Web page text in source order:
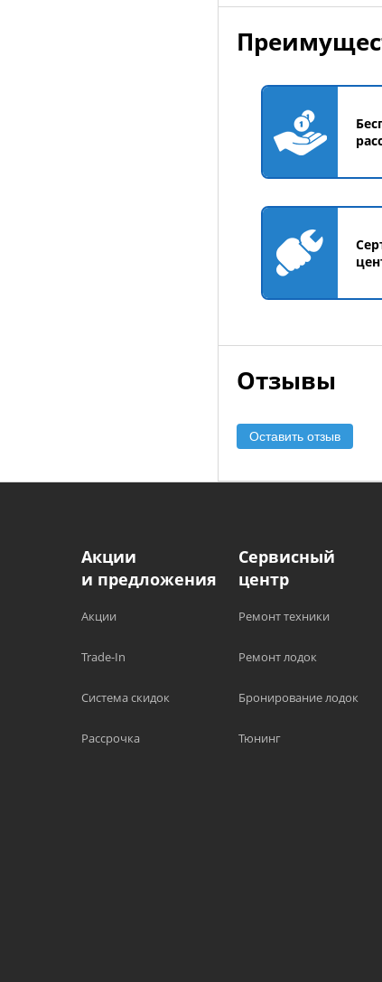
Отзывы
Оставить отзыв
Акции
и предложения
Акции
Trade-In
Система скидок
Рассрочка
Сервисный
центр
Ремонт техники
Ремонт лодок
Бронирование лодок
Тюнинг